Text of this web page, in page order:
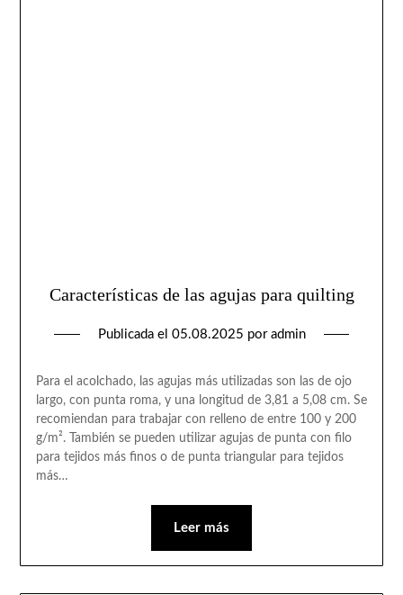
Características de las agujas para quilting
Publicada el 05.08.2025 por admin
Para el acolchado, las agujas más utilizadas son las de ojo
largo, con punta roma, y una longitud de 3,81 a 5,08 cm. Se
recomiendan para trabajar con relleno de entre 100 y 200
g/m². También se pueden utilizar agujas de punta con filo
para tejidos más finos o de punta triangular para tejidos
más…
Leer más